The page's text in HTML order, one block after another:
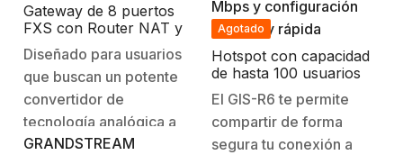
monitores.Apertura de
puerta con llave de
contacto
KIB*01URegistro de
1,022 llaves de
contacto…
Protección contra
cortocircuitos y…
Gateway de 8 puertos
FXS con Router NAT y
doble puerto de red
Gigabit
Diseñado para usuarios
que buscan un potente
convertidor de
tecnología analógica a
VoIP, el HT818 es un
GRANDSTREAM
Agotado
Hotspot con capacidad
de hasta 100 usuarios
concurrentes, un
Throughput de 100
Mbps y configuración
sencilla y rápida
El GIS-R6 te permite
compartir de forma
segura tu conexión a